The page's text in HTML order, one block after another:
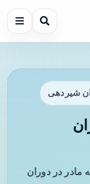
شیردهی
مادر در دوران